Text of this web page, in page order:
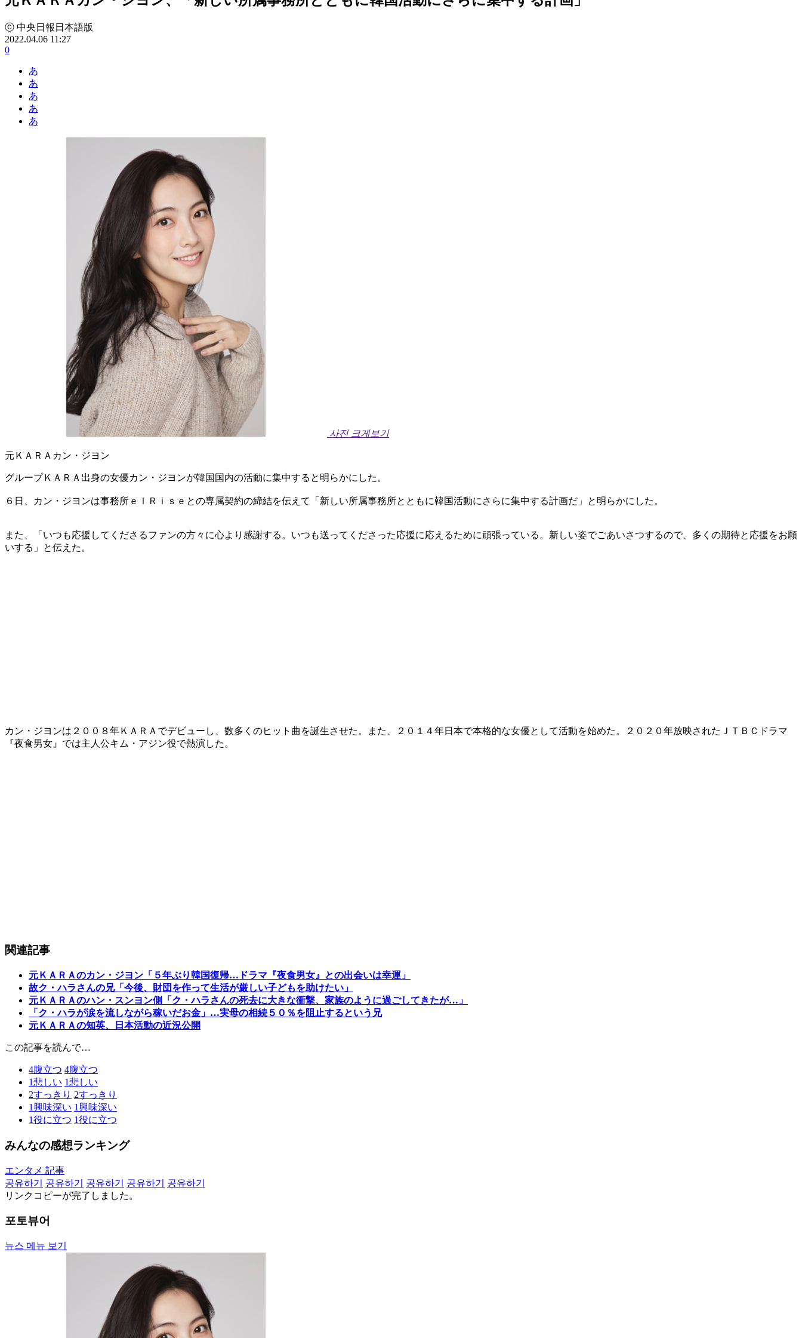
ⓒ 中央日報日本語版
2022.04.06 11:27
0
あ
あ
あ
あ
あ
사진 크게보기
元ＫＡＲＡカン・ジヨン
グループＫＡＲＡ出身の女優カン・ジヨンが韓国国内の活動に集中すると明らかにした。
６日、カン・ジヨンは事務所ｅｌＲｉｓｅとの専属契約の締結を伝えて「新しい所属事務所とともに韓国活動にさらに集中する計画だ」と明らかにした。
また、「いつも応援してくださるファンの方々に心より感謝する。いつも送ってくださった応援に応えるために頑張っている。新しい姿でごあいさつするので、多くの期待と応援をお願
いする」と伝えた。
カン・ジヨンは２００８年ＫＡＲＡでデビューし、数多くのヒット曲を誕生させた。また、２０１４年日本で本格的な女優として活動を始めた。２０２０年放映されたＪＴＢＣドラマ
『夜食男女』では主人公キム・アジン役で熱演した。
関連記事
元ＫＡＲＡのカン・ジヨン「５年ぶり韓国復帰…ドラマ『夜食男女』との出会いは幸運」
故ク・ハラさんの兄「今後、財団を作って生活が厳しい子どもを助けたい」
元ＫＡＲＡのハン・スンヨン側「ク・ハラさんの死去に大きな衝撃、家族のように過ごしてきたが…」
「ク・ハラが涙を流しながら稼いだお金」…実母の相続５０％を阻止するという兄
元ＫＡＲＡの知英、日本活動の近況公開
この記事を読んで…
4腹立つ 4腹立つ
1悲しい 1悲しい
2すっきり 2すっきり
1興味深い 1興味深い
1役に立つ 1役に立つ
みんなの感想ランキング
エンタメ 記事
공유하기
공유하기 공유하기 공유하기
공유하기
リンクコピーが完了しました。
포토뷰어
뉴스 메뉴 보기